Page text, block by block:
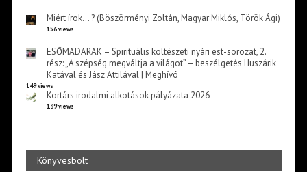
Miért írok… ? (Böszörményi Zoltán, Magyar Miklós, Török Ági)
156 views
ESŐMADARAK – Spirituális költészeti nyári est-sorozat, 2.
rész: „A szépség megváltja a világot” – beszélgetés Huszárik
Katával és Jász Attilával | Meghívó
149 views
Kortárs irodalmi alkotások pályázata 2026
139 views
Könyvesbolt